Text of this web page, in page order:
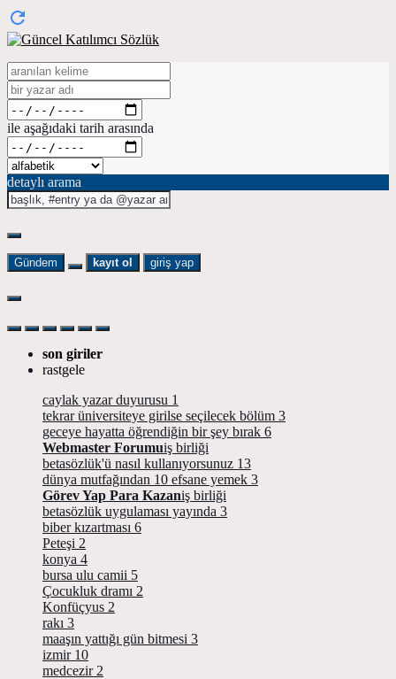
ile aşağıdaki tarih arasında
detaylı arama
Gündem kayıt ol giriş yap
son giriler
rastgele
caylak yazar duyurusu 1
tekrar üniversiteye girilse seçilecek bölüm 3
geceye hayatta öğrendiğin bir şey bırak 6
Webmaster Forumuiş birliği
betasözlük'ü nasıl kullanıyorsunuz 13
dünya mutfağından 10 efsane yemek 3
Görev Yap Para Kazaniş birliği
betasözlük uygulaması yayında 3
biber kızartması 6
Peteşi 2
konya 4
bursa ulu camii 5
Çocukluk dramı 2
Konfüçyus 2
rakı 3
maaşın yattığı gün bitmesi 3
izmir 10
medcezir 2